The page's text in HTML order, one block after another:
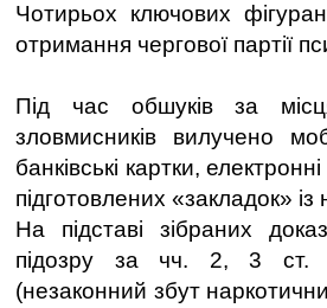
Чотирьох ключових
отримання чергової партії
Під час обшуків за
зловмисників вилучено
банківські картки,
підготовлених «закладок»
На підставі зібраних
підозру за чч. 2, 3 ст.
(незаконний збут